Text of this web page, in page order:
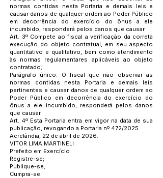
normas contidas nesta Portaria e demais leis e
causar danos de qualquer ordem ao Poder Público
em decorrência do exercício do ônus a ele
incumbido, responderá pelos danos que causar.
Art. 3º Compete ao fiscal a verificação da correta
execução do objeto contratual, em seu aspecto
quantitativo e qualitativo, bem como atendimento
às normas regulamentares aplicáveis ao objeto
contratado;
Parágrafo único: O fiscal que não observar as
normas contidas nesta Portaria e demais leis
pertinentes e causar danos de qualquer ordem ao
Poder Público em decorrência do exercício do
ônus a ele incumbido, responderá pelos danos
que causar.
Art. 4º Esta Portaria entra em vigor na data de sua
publicação, revogando a Portaria nº 472/2025
Acrelândia, 22 de abril de 2026.
VITOR LIMA MARTINELI
Prefeito em Exercício
Registre-se;
Publique-se;
Cumpra-se.